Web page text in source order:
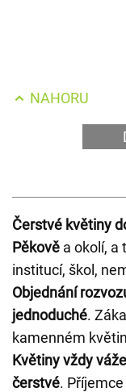
NAHORU
Čerstvé květiny
Pěkově a okolí, a
institucí, škol,
Objednání
jednoduché.
kamenném
Květiny vždy
čerstvé.